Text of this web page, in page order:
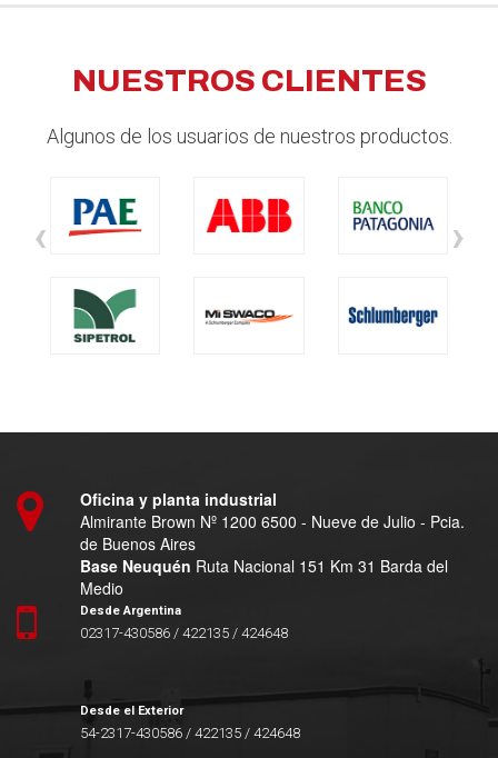
NUESTROS CLIENTES
Algunos de los usuarios de nuestros productos.
‹ ›
Oficina y planta industrial
Almirante Brown Nº 1200 6500 - Nueve de Julio - Pcia.
de Buenos Aires
Base Neuquén Ruta Nacional 151 Km 31 Barda del
Medio
Desde Argentina
02317-430586 / 422135 / 424648
Desde el Exterior
54-2317-430586 / 422135 / 424648